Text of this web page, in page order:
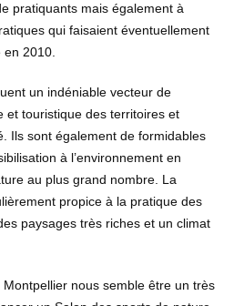
pratiquants mais également à
qui faisaient éventuellement
2010.
un indéniable vecteur de
et touristique des territoires et
Ils sont également de formidables
à l’environnement en
au plus grand nombre. La
propice à la pratique des
paysages très riches et un climat
Montpellier nous semble être un très